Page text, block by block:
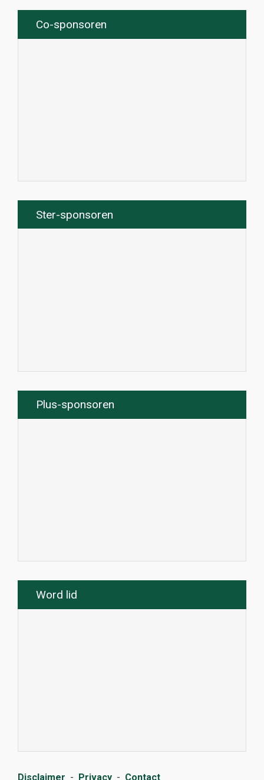
Co-sponsoren
Ster-sponsoren
Plus-sponsoren
Word lid
Disclaimer - Privacy - Contact